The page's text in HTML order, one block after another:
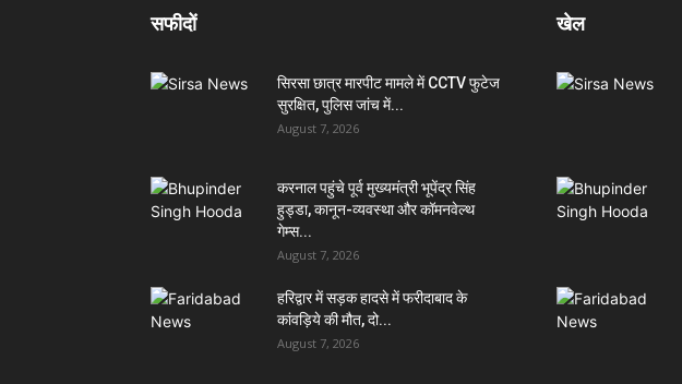
सफीदों
सिरसा छात्र मारपीट मामले में CCTV फुटेज
सुरक्षित, पुलिस जांच में...
August 7, 2026
करनाल पहुंचे पूर्व मुख्यमंत्री भूपेंद्र सिंह
हुड्डा, कानून-व्यवस्था और कॉमनवेल्थ
गेम्स...
August 7, 2026
हरिद्वार में सड़क हादसे में फरीदाबाद के
कांवड़िये की मौत, दो...
August 7, 2026
खेल